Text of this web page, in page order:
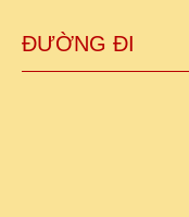
ĐƯỜNG ĐI